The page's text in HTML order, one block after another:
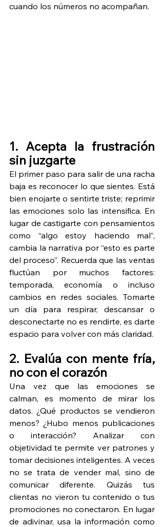
cuando los números no acompañan.
1. Acepta la frustración
sin juzgarte
El primer paso para salir de una racha
baja es reconocer lo que sientes. Está
bien enojarte o sentirte triste; reprimir
las emociones solo las intensifica. En
lugar de castigarte con pensamientos
como “algo estoy haciendo mal”,
cambia la narrativa por “esto es parte
del proceso”. Recuerda que las ventas
fluctúan por muchos factores:
temporada, economía o incluso
cambios en redes sociales. Tomarte
un día para respirar, descansar o
desconectarte no es rendirte, es darte
espacio para volver con más claridad.
2. Evalúa con mente fría,
no con el corazón
Una vez que las emociones se
calman, es momento de mirar los
datos. ¿Qué productos se vendieron
menos? ¿Hubo menos publicaciones
o interacción? Analizar con
objetividad te permite ver patrones y
tomar decisiones inteligentes. A veces
no se trata de vender mal, sino de
comunicar diferente. Quizás tus
clientas no vieron tu contenido o tus
promociones no conectaron. En lugar
de adivinar, usa la información como